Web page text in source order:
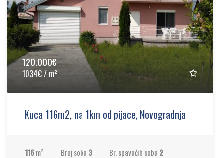
120.000€
1034€ / m²
Kuca 116m2, na 1km od pijace, Novogradnja
116m² Broj soba 3 Br. spavaćih soba 2